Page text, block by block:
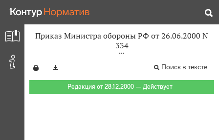
Приказ Министра обороны РФ от 26.06.2000 N
334
Поиск в тексте
Редакция от 28.12.2000 — Действует